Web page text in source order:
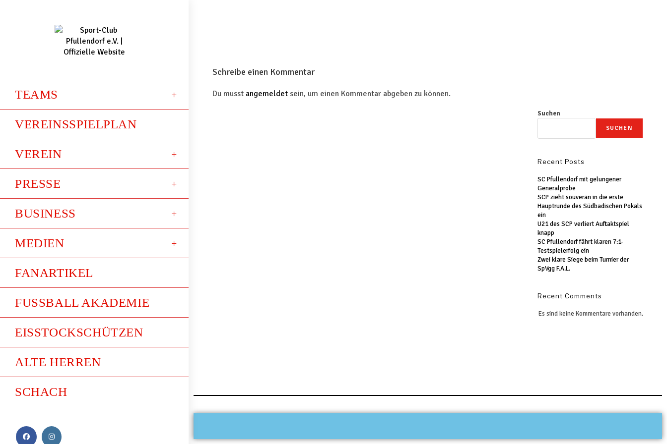
TEAMS
VEREINSSPIELPLAN
VEREIN
PRESSE
BUSINESS
MEDIEN
FANARTIKEL
FUSSBALL AKADEMIE
EISSTOCKSCHÜTZEN
ALTE HERREN
SCHACH
Schreibe einen Kommentar
Du musst angemeldet sein, um einen Kommentar abgeben zu können.
Suchen
SUCHEN
Recent Posts
SC Pfullendorf mit gelungener
Generalprobe
SCP zieht souverän in die erste
Hauptrunde des Südbadischen Pokals
ein
U21 des SCP verliert Auftaktspiel
knapp
SC Pfullendorf fährt klaren 7:1-
Testspielerfolg ein
Zwei klare Siege beim Turnier der
SpVgg F.A.L.
Recent Comments
Es sind keine Kommentare vorhanden.